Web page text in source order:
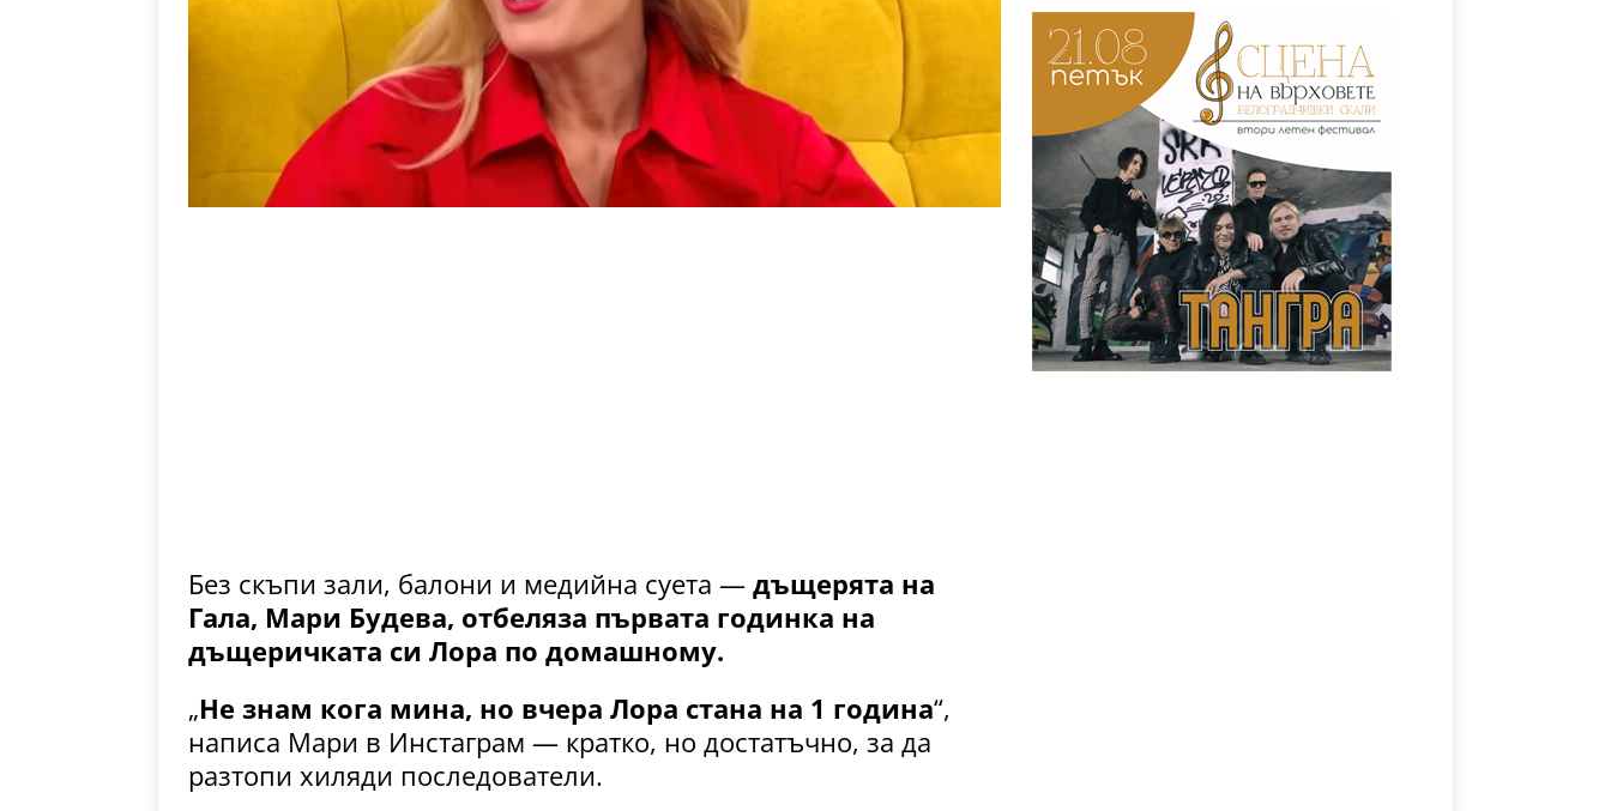
Без скъпи зали, балони и медийна суета — дъщерята на
Гала, Мари Будева, отбеляза първата годинка на
дъщеричката си Лора по домашному.
„Не знам кога мина, но вчера Лора стана на 1 година“,
написа Мари в Инстаграм — кратко, но достатъчно, за да
разтопи хиляди последователи.